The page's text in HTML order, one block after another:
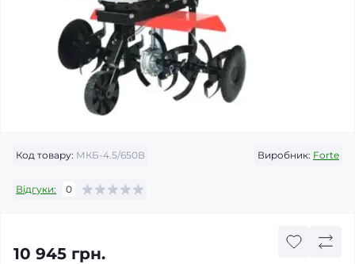
Код товару: МКБ-4.5/650В Виробник: Forte
Відгуки: 0
10 945 грн.